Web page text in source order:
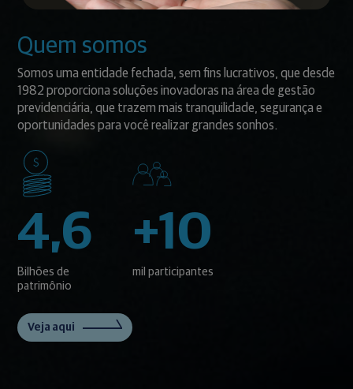
Quem somos
Somos uma entidade fechada, sem fins lucrativos, que desde
1982 proporciona soluções inovadoras na área de gestão
previdenciária, que trazem mais tranquilidade, segurança e
oportunidades para você realizar grandes sonhos.
4,6
Bilhões de
patrimônio
+10
mil participantes
Veja aqui